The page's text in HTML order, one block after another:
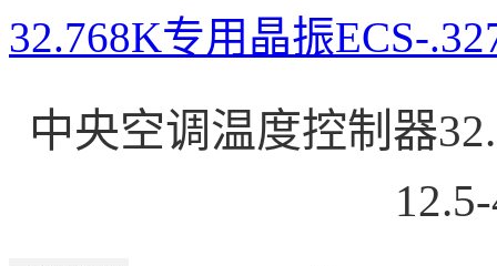
32.768K专用晶振ECS-
中央空调温度控制器